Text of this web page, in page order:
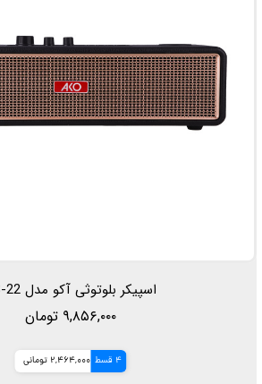
اسپیکر بلوتوثی آکو مدل AS-22
۹,۸۵۶,۰۰۰ تومان
4 قسط 2,464,000 تومانی